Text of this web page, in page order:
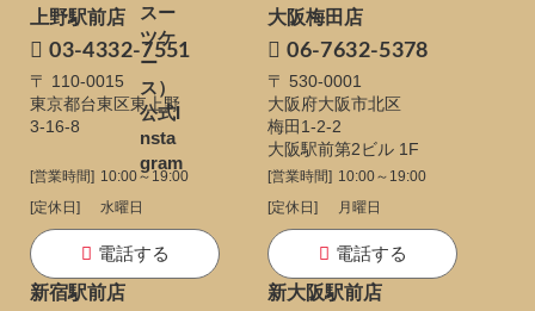
上野駅前店
03-4332-7551
〒 110-0015
東京都台東区東上野
3-16-8
[営業時間] 10:00～19:00
[定休日]
水曜日
電話する
大阪梅田店
06-7632-5378
〒 530-0001
大阪府大阪市北区
梅田1-2-2
大阪駅前第2ビル 1F
[営業時間] 10:00～19:00
[定休日]
月曜日
電話する
新宿駅前店
新大阪駅前店